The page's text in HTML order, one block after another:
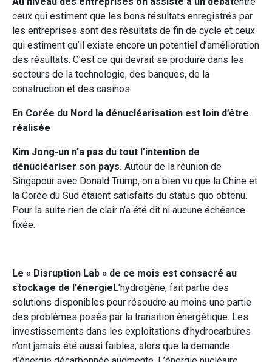
ceux qui estiment que les bons résultats enregistrés par
les entreprises sont des résultats de fin de cycle et ceux
qui estiment qu’il existe encore un potentiel d’amélioration
des résultats. C’est ce qui devrait se produire dans les
secteurs de la technologie, des banques, de la
construction et des casinos.
En Corée du Nord la dénucléarisation est loin d’être
réalisée
Kim Jong-un n’a pas du tout l’intention de
dénucléariser son pays. Autour de la réunion de
Singapour avec Donald Trump, on a bien vu que la Chine et
la Corée du Sud étaient satisfaits du status quo obtenu.
Pour la suite rien de clair n’a été dit ni aucune échéance
fixée.
Le « Disruption Lab » de ce mois est consacré au
stockage de l’énergieL’hydrogène, fait partie des
solutions disponibles pour résoudre au moins une partie
des problèmes posés par la transition énergétique. Les
investissements dans les exploitations d’hydrocarbures
n’ont jamais été aussi faibles, alors que la demande